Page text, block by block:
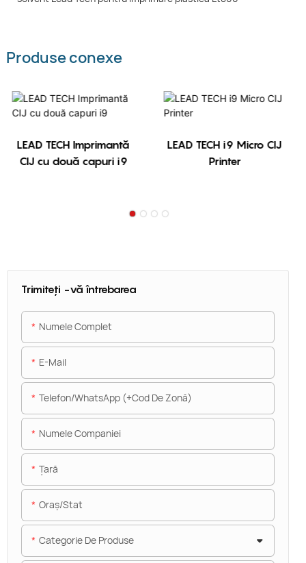
Produse conexe
LEAD TECH Imprimantă
CIJ cu două capuri i9
LEAD TECH i9 Micro CIJ
Printer
Trimiteți -vă întrebarea
Numele Complet
E-Mail
Telefon/WhatsApp (+Cod De Zonă)
Numele Companiei
Ţară
Oraș/stat
Categorie De Produse